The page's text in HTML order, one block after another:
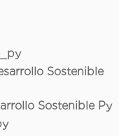
Sostenible
Sostenible Py